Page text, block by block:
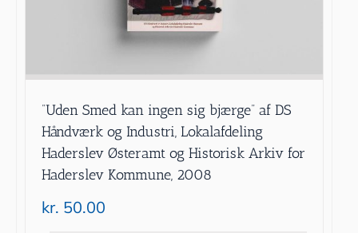
”Uden Smed kan ingen sig bjærge” af DS
Håndværk og Industri, Lokalafdeling
Haderslev Østeramt og Historisk Arkiv for
Haderslev Kommune, 2008
kr. 50.00